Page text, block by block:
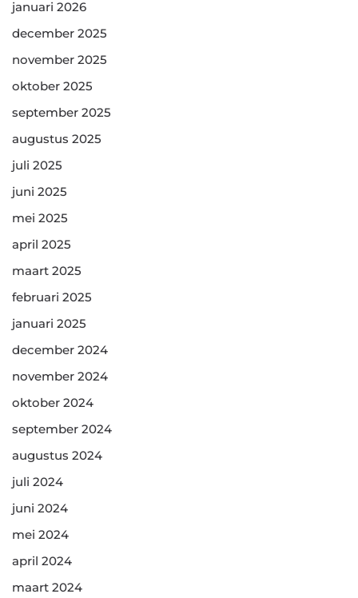
januari 2026
december 2025
november 2025
oktober 2025
september 2025
augustus 2025
juli 2025
juni 2025
mei 2025
april 2025
maart 2025
februari 2025
januari 2025
december 2024
november 2024
oktober 2024
september 2024
augustus 2024
juli 2024
juni 2024
mei 2024
april 2024
maart 2024